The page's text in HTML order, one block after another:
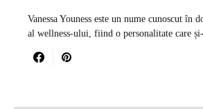
Vanessa Youness este un nume cunoscut în
al wellness-ului, fiind o personalitate care